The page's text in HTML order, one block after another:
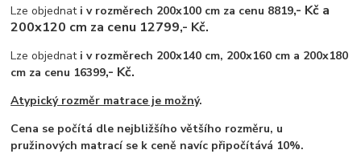
Lze objednat i v rozměrech 200x100 cm za cenu 8819,- Kč a
200x120 cm za cenu 12799,- Kč.
Lze objednat i v rozměrech 200x140 cm, 200x160 cm a 200x180
cm za cenu 16399,- Kč.
Atypický rozměr matrace je možný.
Cena se počítá dle nejbližšího většího rozměru, u
pružinových matrací se k ceně navíc připočítává 10%.